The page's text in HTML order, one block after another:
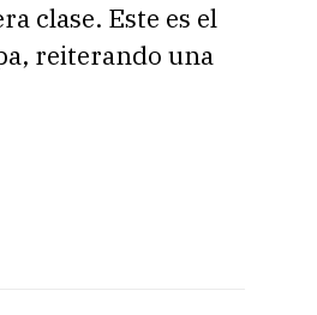
clase. Este es el
reiterando una